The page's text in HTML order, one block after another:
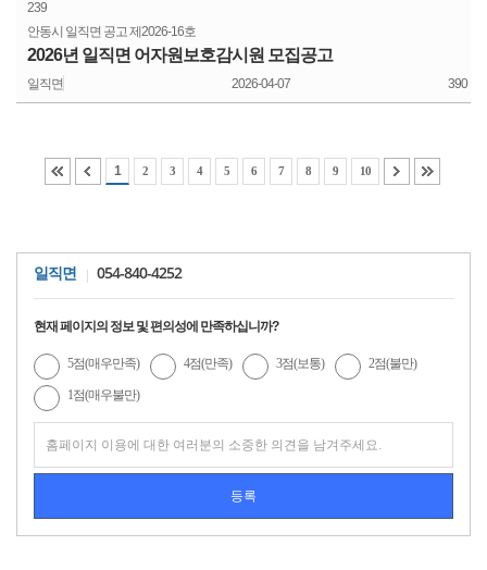
239
안동시 일직면 공고제2026-16호
2026년 일직면 어자원보호감시원 모집공고
일직면 2026-04-07 390
1 2 3 4 5 6 7 8 9 10
일직면 054-840-4252
현재 페이지의 정보 및 편의성에 만족하십니까?
5점(매우만족) 4점(만족) 3점(보통) 2점(불만)
1점(매우불만)